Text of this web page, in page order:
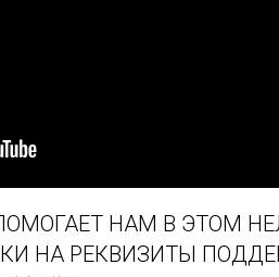
НАМ В ЭТОМ
НА РЕКВИЗИТЫ